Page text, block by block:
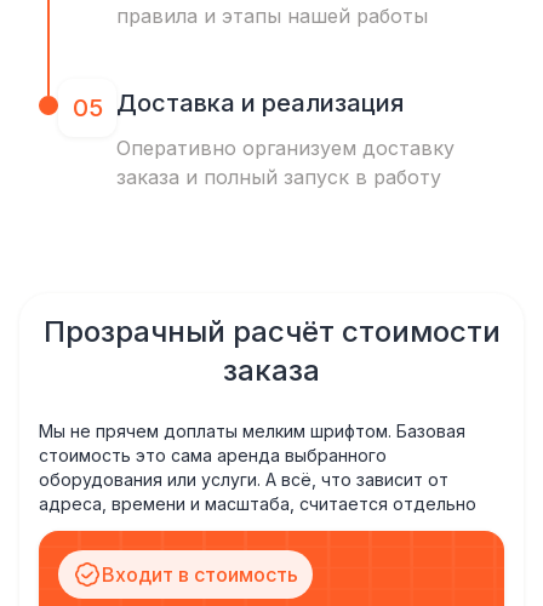
правила и этапы нашей работы
05 Доставка и реализация
Оперативно организуем доставку
заказа и полный запуск в работу
Прозрачный расчёт стоимости
заказа
Мы не прячем доплаты мелким шрифтом. Базовая
стоимость это сама аренда выбранного
оборудования или услуги. А всё, что зависит от
адреса, времени и масштаба, считается отдельно
Входит в стоимость